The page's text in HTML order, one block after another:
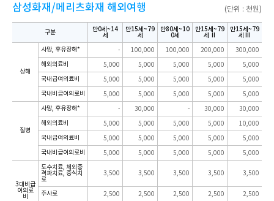
삼성화재/메리츠화재 해외여행 (단위 : 천원)​
구분 만0세~14
세
만15세~79
세
만80세~10
0세
만15세~79
세 Ⅱ
만15세~79
세 Ⅲ
상해
사망, 후유장해* - 100,000 100,000 200,000
300,000
해외의료비
5,000 5,000 5,000 5,000
5,000
국내급여의료비
5,000 5,000 5,000 5,000
5,000
국내비급여의료비
5,000 5,000 5,000 5,000 5,000
질병
사망, 후유장해* - 30,000 - 30,000
30,000
해외의료비
5,000 5,000 5,000 5,000
10,000
국내급여의료비
5,000 5,000 5,000 5,000
5,000
국내비급여의료비
5,000 5,000 5,000 5,000 5,000
3대비급
여의료
비
도수치료, 체외충
격파치료, 증식치
료
3,500 3,500 3,500 3,500 3,500
주사료 2,500 2,500 2,500 2,500
2,500